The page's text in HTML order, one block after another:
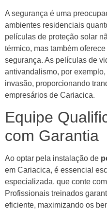
A segurança é uma
ambientes residenciais
películas de proteção solar
térmico, mas também
segurança. As películas de
antivandalismo, por
invasão, proporcionando
empresários de Cariacica.
Equipe
com Garantia
Ao optar pela instalação de
em Cariacica, é essencial
especializada, que conte
Profissionais treinados
eficiente, maximizando os